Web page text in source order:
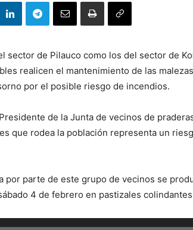
sector de Pilauco como los del sector de
realicen el mantenimiento de las
por el posible riesgo de incendios.
de la Junta de vecinos de
que rodea la población representa un
por parte de este grupo de vecinos se
4 de febrero en pastizales